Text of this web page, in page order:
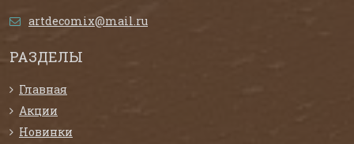
artdecomix@mail.ru
РАЗДЕЛЫ
Главная
Акции
Новинки